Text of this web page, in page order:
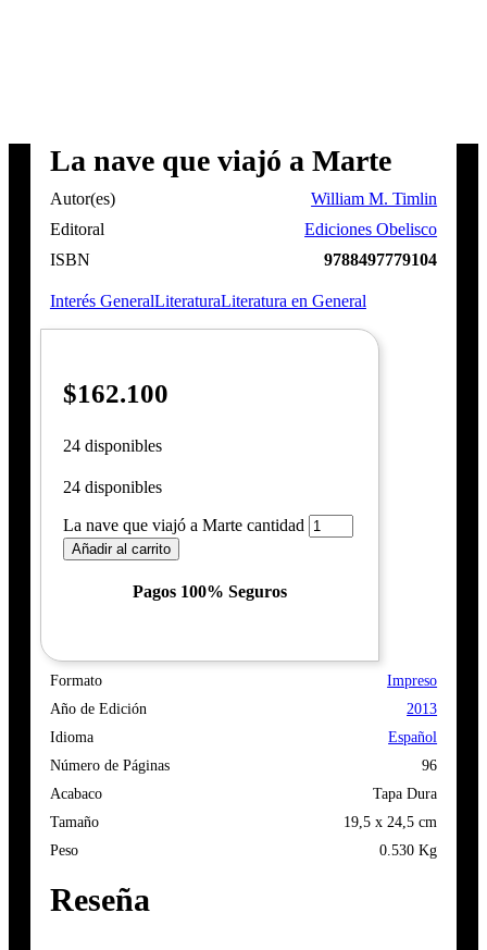
La nave que viajó a Marte
Autor(es)
William M. Timlin
Editoral
Ediciones Obelisco
ISBN
9788497779104
Interés GeneralLiteraturaLiteratura en General
$162.100
24 disponibles
24 disponibles
La nave que viajó a Marte cantidad
Añadir al carrito
Pagos 100% Seguros
Formato
Impreso
Año de Edición
2013
Idioma
Español
Número de Páginas
96
Acabaco
Tapa Dura
Tamaño
19,5 x 24,5 cm
Peso
0.530 Kg
Reseña